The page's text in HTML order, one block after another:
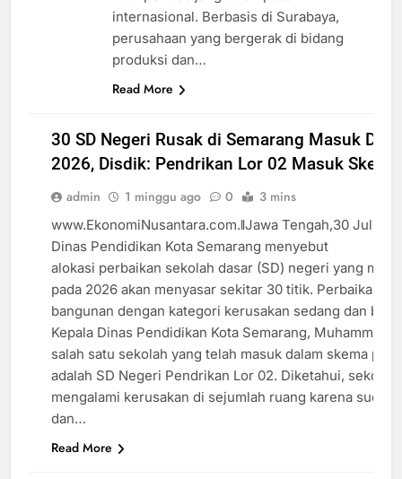
internasional. Berbasis di Surabaya,
perusahaan yang bergerak di bidang
produksi dan…
Read More
JAWA
TENGAH
NASIOAL
PERISTIWA
RAGAM
SEMARANG
30 SD Negeri Rusak di Semarang Masuk
2026, Disdik: Pendrikan Lor 02 Masuk Skema
admin 1 minggu ago 0 3 mins
www.EkonomiNusantara.com.ǁJawa Tengah,30 Juli
Dinas Pendidikan Kota Semarang menyebut
alokasi perbaikan sekolah dasar (SD) negeri yang
pada 2026 akan menyasar sekitar 30 titik. Perbaikan
bangunan dengan kategori kerusakan sedang dan
Kepala Dinas Pendidikan Kota Semarang, Muhammad
salah satu sekolah yang telah masuk dalam skema
adalah SD Negeri Pendrikan Lor 02. Diketahui,
mengalami kerusakan di sejumlah ruang karena sudah
dan…
Read More